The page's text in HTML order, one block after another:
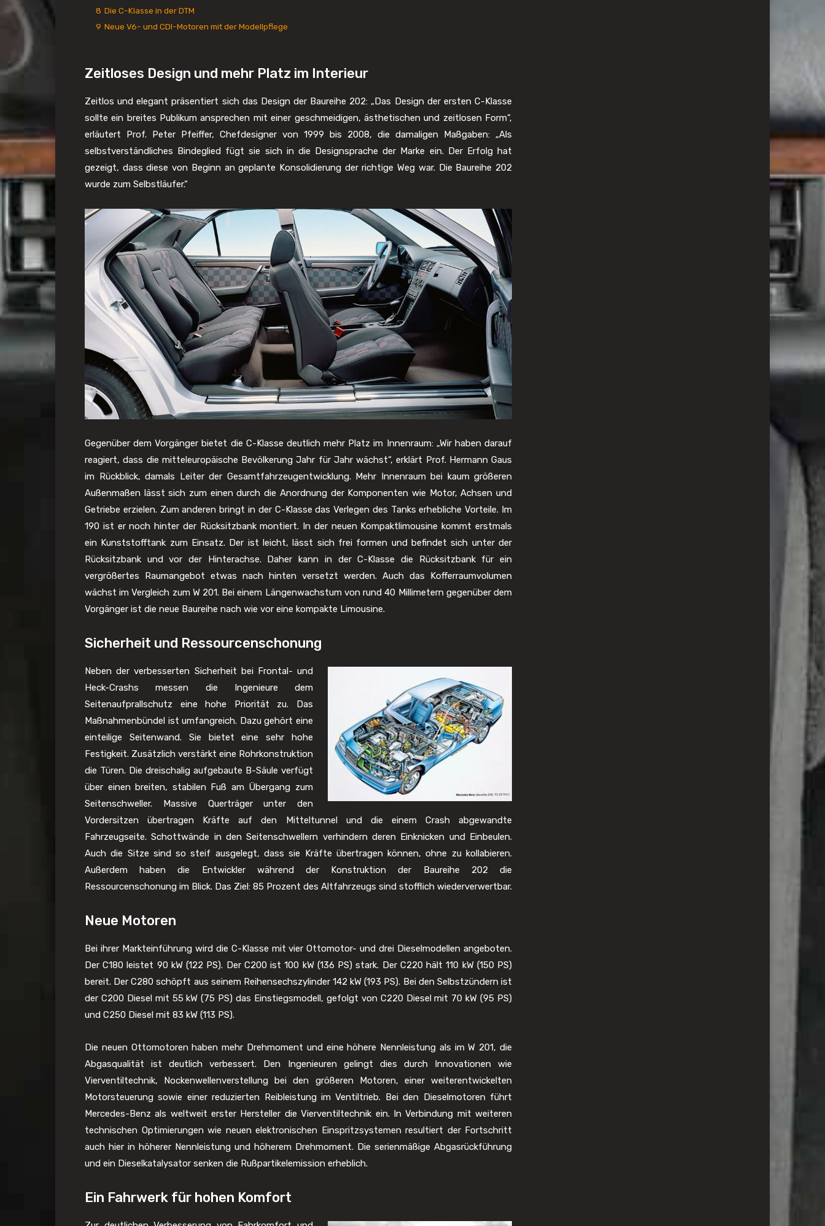
8 Die C-Klasse in der DTM
9 Neue V6- und CDI-Motoren mit der Modellpflege
Zeitloses Design und mehr Platz im Interieur
Zeitlos und elegant präsentiert sich das Design der Baureihe 202: „Das Design der ersten C-Klasse
sollte ein breites Publikum ansprechen mit einer geschmeidigen, ästhetischen und zeitlosen Form“,
erläutert Prof. Peter Pfeiffer, Chefdesigner von 1999 bis 2008, die damaligen Maßgaben: „Als
selbstverständliches Bindeglied fügt sie sich in die Designsprache der Marke ein. Der Erfolg hat
gezeigt, dass diese von Beginn an geplante Konsolidierung der richtige Weg war. Die Baureihe 202
wurde zum Selbstläufer.“
Gegenüber dem Vorgänger bietet die C-Klasse deutlich mehr Platz im Innenraum: „Wir haben darauf
reagiert, dass die mitteleuropäische Bevölkerung Jahr für Jahr wächst“, erklärt Prof. Hermann Gaus
im Rückblick, damals Leiter der Gesamtfahrzeugentwicklung. Mehr Innenraum bei kaum größeren
Außenmaßen lässt sich zum einen durch die Anordnung der Komponenten wie Motor, Achsen und
Getriebe erzielen. Zum anderen bringt in der C-Klasse das Verlegen des Tanks erhebliche Vorteile. Im
190 ist er noch hinter der Rücksitzbank montiert. In der neuen Kompaktlimousine kommt erstmals
ein Kunststofftank zum Einsatz. Der ist leicht, lässt sich frei formen und befindet sich unter der
Rücksitzbank und vor der Hinterachse. Daher kann in der C-Klasse die Rücksitzbank für ein
vergrößertes Raumangebot etwas nach hinten versetzt werden. Auch das Kofferraumvolumen
wächst im Vergleich zum W 201. Bei einem Längenwachstum von rund 40 Millimetern gegenüber dem
Vorgänger ist die neue Baureihe nach wie vor eine kompakte Limousine.
Sicherheit und Ressourcenschonung
Neben der verbesserten Sicherheit bei Frontal- und
Heck-Crashs messen die Ingenieure dem
Seitenaufprallschutz eine hohe Priorität zu. Das
Maßnahmenbündel ist umfangreich. Dazu gehört eine
einteilige Seitenwand. Sie bietet eine sehr hohe
Festigkeit. Zusätzlich verstärkt eine Rohrkonstruktion
die Türen. Die dreischalig aufgebaute B-Säule verfügt
über einen breiten, stabilen Fuß am Übergang zum
Seitenschweller. Massive Querträger unter den
Vordersitzen übertragen Kräfte auf den Mitteltunnel und die einem Crash abgewandte
Fahrzeugseite. Schottwände in den Seitenschwellern verhindern deren Einknicken und Einbeulen.
Auch die Sitze sind so steif ausgelegt, dass sie Kräfte übertragen können, ohne zu kollabieren.
Außerdem haben die Entwickler während der Konstruktion der Baureihe 202 die
Ressourcenschonung im Blick. Das Ziel: 85 Prozent des Altfahrzeugs sind stofflich wiederverwertbar.
Neue Motoren
Bei ihrer Markteinführung wird die C-Klasse mit vier Ottomotor- und drei Dieselmodellen angeboten.
Der C180 leistet 90 kW (122 PS). Der C200 ist 100 kW (136 PS) stark. Der C220 hält 110 kW (150 PS)
bereit. Der C280 schöpft aus seinem Reihensechszylinder 142 kW (193 PS). Bei den Selbstzündern ist
der C200 Diesel mit 55 kW (75 PS) das Einstiegsmodell, gefolgt von C220 Diesel mit 70 kW (95 PS)
und C250 Diesel mit 83 kW (113 PS).
Die neuen Ottomotoren haben mehr Drehmoment und eine höhere Nennleistung als im W 201, die
Abgasqualität ist deutlich verbessert. Den Ingenieuren gelingt dies durch Innovationen wie
Vierventiltechnik, Nockenwellenverstellung bei den größeren Motoren, einer weiterentwickelten
Motorsteuerung sowie einer reduzierten Reibleistung im Ventiltrieb. Bei den Dieselmotoren führt
Mercedes-Benz als weltweit erster Hersteller die Vierventiltechnik ein. In Verbindung mit weiteren
technischen Optimierungen wie neuen elektronischen Einspritzsystemen resultiert der Fortschritt
auch hier in höherer Nennleistung und höherem Drehmoment. Die serienmäßige Abgasrückführung
und ein Dieselkatalysator senken die Rußpartikelemission erheblich.
Ein Fahrwerk für hohen Komfort